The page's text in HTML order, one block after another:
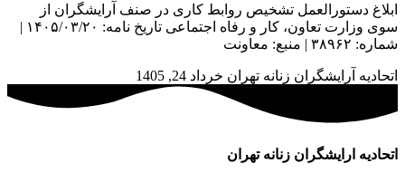
ابلاغ دستورالعمل تشخیص روابط کاری در صنف آرایشگران از
سوی وزارت تعاون، کار و رفاه اجتماعی تاریخ نامه: ۱۴۰۵/۰۳/۲۰ |
شماره: ۳۸۹۶۲ | منبع: معاونت
اتحادیه آرایشگران زنانه تهران خرداد 24, 1405
اتحادیه ارایشگران زنانه تهران